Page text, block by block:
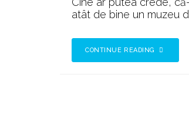
atât de bine un muzeu
CONTINUE READING